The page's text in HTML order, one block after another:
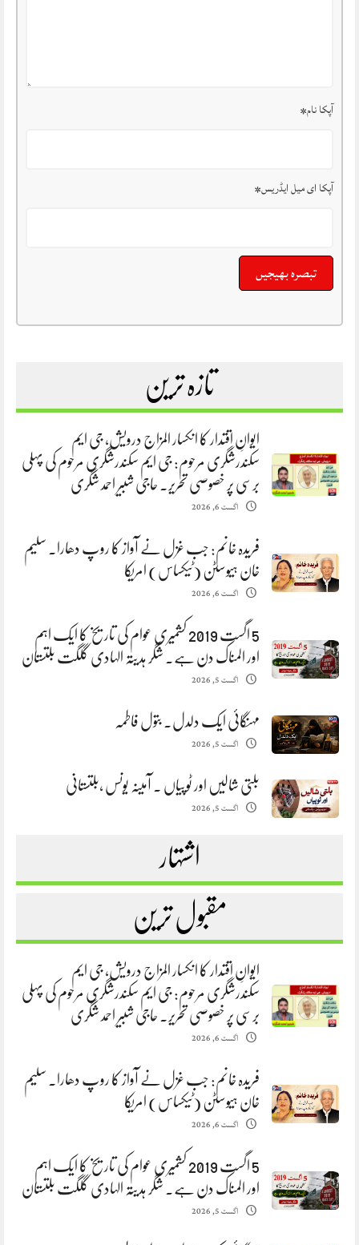
آپکا نام*
آپکا ای میل ایڈریس*
تازہ ترین
ایوانِ اقتدار کا انکسار المزاج درویش، جی ایم
سکندرشگری مرحوم: جی ایم سکندرشگری مرحوم کی پہلی
برسی پر خصوصی تحریر. حاجی شبیر احمد شگری
اگست 6, 2026
فریدہ خانم: جب غزل نے آواز کا روپ دھارا. سلیم
خان ہیوسٹن (ٹیکساس) امریکا
اگست 6, 2026
5 اگست 2019 کشمیری عوام کی تاریخ کا ایک اہم
اور المناک دن ہے. شگر ہدیتہ الہادی گلگت بلتستان
اگست 5, 2026
مہنگائی ایک دلدل. بتول فاطمہ
اگست 5, 2026
بلتی شالیں اور ٹوپیاں . آمینہ یونس ،بلتستانی
اگست 5, 2026
اشتہار
مقبول ترین
ایوانِ اقتدار کا انکسار المزاج درویش، جی ایم
سکندرشگری مرحوم: جی ایم سکندرشگری مرحوم کی پہلی
برسی پر خصوصی تحریر. حاجی شبیر احمد شگری
اگست 6, 2026
فریدہ خانم: جب غزل نے آواز کا روپ دھارا. سلیم
خان ہیوسٹن (ٹیکساس) امریکا
اگست 6, 2026
5 اگست 2019 کشمیری عوام کی تاریخ کا ایک اہم
اور المناک دن ہے. شگر ہدیتہ الہادی گلگت بلتستان
اگست 5, 2026